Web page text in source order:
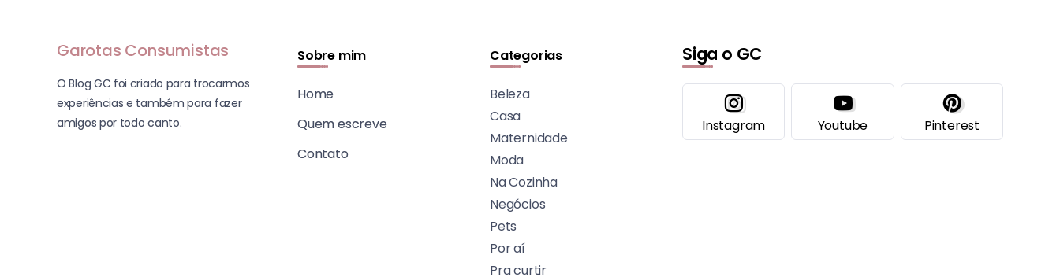
Garotas Consumistas
O Blog GC foi criado para trocarmos
experiências e também para fazer
amigos por todo canto.
Sobre mim
Home
Quem escreve
Contato
Categorias
Beleza
Casa
Maternidade
Moda
Na Cozinha
Negócios
Pets
Por aí
Pra curtir
Siga o GC
Instagram Youtube Pinterest